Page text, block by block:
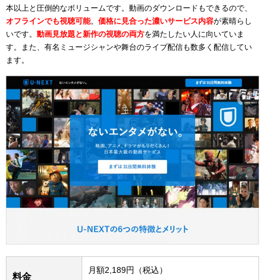
本以上と圧倒的なボリュームです。動画のダウンロードもできるので、
オフラインでも視聴可能。 価格に見合った濃いサービス内容が素晴らし
いです。 動画見放題と新作の視聴の両方を満たしたい人に向いていま
す。また、有名ミュージシャンや舞台のライブ配信も数多く配信してい
ます。
料金
月額2,189円（税込）